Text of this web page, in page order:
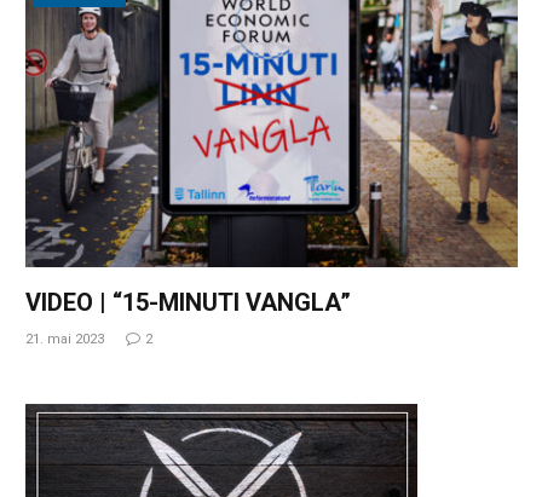
VIDEO | “15-MINUTI VANGLA”
21. mai 2023 2